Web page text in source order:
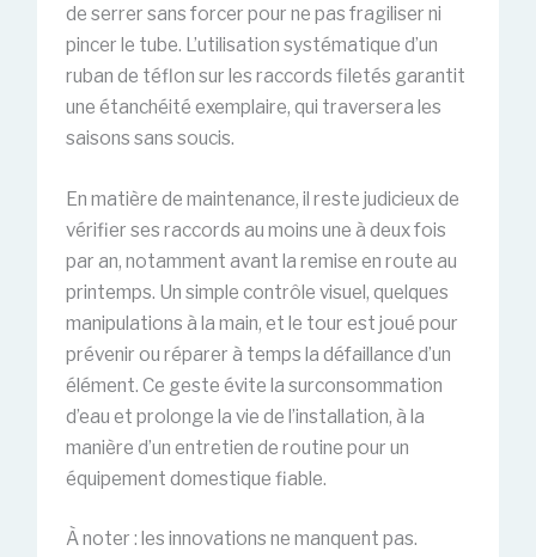
de serrer sans forcer pour ne pas fragiliser ni
pincer le tube. L’utilisation systématique d’un
ruban de téflon sur les raccords filetés garantit
une étanchéité exemplaire, qui traversera les
saisons sans soucis.
En matière de maintenance, il reste judicieux de
vérifier ses raccords au moins une à deux fois
par an, notamment avant la remise en route au
printemps. Un simple contrôle visuel, quelques
manipulations à la main, et le tour est joué pour
prévenir ou réparer à temps la défaillance d’un
élément. Ce geste évite la surconsommation
d’eau et prolonge la vie de l’installation, à la
manière d’un entretien de routine pour un
équipement domestique fiable.
À noter : les innovations ne manquent pas.